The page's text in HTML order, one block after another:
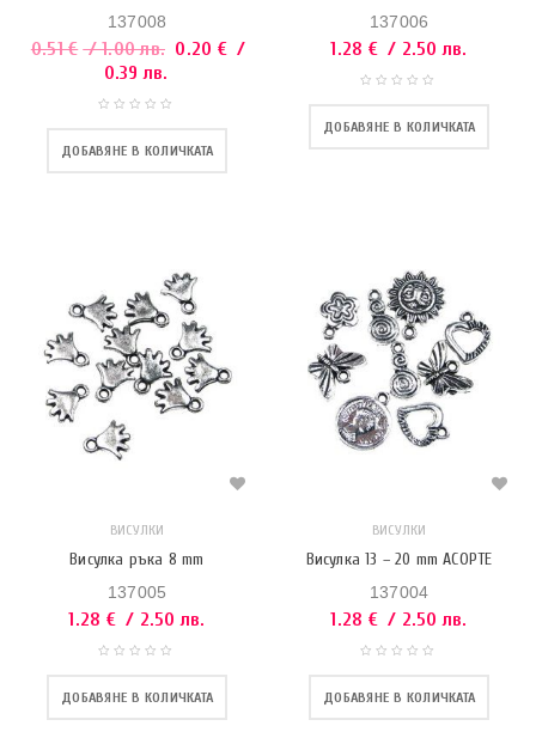
137008
0.51€ / 1.00 лв. 0.20 € /
0.39 лв.
ДОБАВЯНЕ В КОЛИЧКАТА
137006
1.28 € / 2.50 лв.
ДОБАВЯНЕ В КОЛИЧКАТА
ВИСУЛКИ
Висулка ръка 8 mm
137005
1.28 € / 2.50 лв.
ДОБАВЯНЕ В КОЛИЧКАТА
ВИСУЛКИ
Висулка 13 – 20 mm АСОРТЕ
137004
1.28 € / 2.50 лв.
ДОБАВЯНЕ В КОЛИЧКАТА